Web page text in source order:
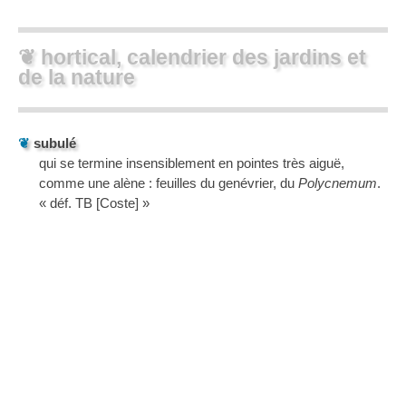
❦ hortical, calendrier des jardins et
de la nature
❦subulé
qui se termine insensiblement en pointes très aiguë,
comme une alène : feuilles du genévrier, du Polycnemum.
« déf. TB [Coste] »